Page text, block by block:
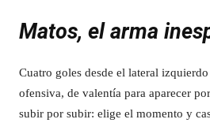
Matos, el arma
Cuatro goles desde el lateral
ofensiva, de valentía para aparecer
subir por subir: elige el momento y